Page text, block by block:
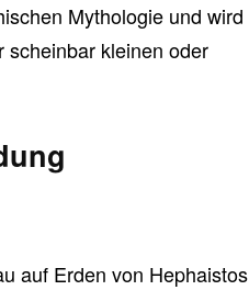
Mythologie und wird
scheinbar kleinen oder
auf Erden von Hephaistos